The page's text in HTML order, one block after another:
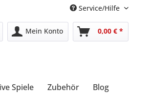
Service/Hilfe
Mein Konto 0,00 € *
Spiele Zubehör Blog